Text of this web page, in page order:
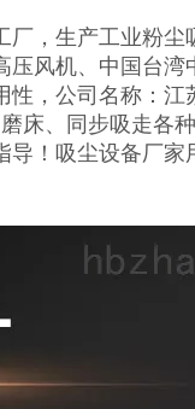
，生产工业粉
风机、中国台
，公司名称：
床、同步吸走各
！吸尘设备厂